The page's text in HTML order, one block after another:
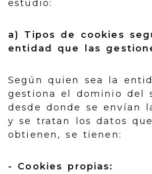
estudio:
a) Tipos de cookies
entidad que las
Según quien sea la
gestiona el dominio del
desde donde se envían
y se tratan los datos
obtienen, se tienen:
- Cookies propias: